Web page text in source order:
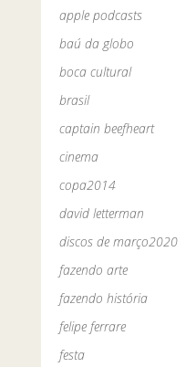
apple podcasts
baú da globo
boca cultural
brasil
captain beefheart
cinema
copa2014
david letterman
discos de março2020
fazendo arte
fazendo história
felipe ferrare
festa